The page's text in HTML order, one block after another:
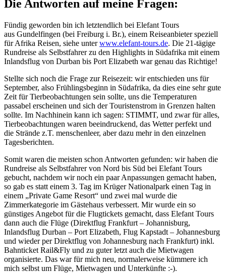
Die Antworten auf meine Fragen:
Fündig geworden bin ich letztendlich bei Elefant Tours
aus Gundelfingen (bei Freiburg i. Br.), einem Reiseanbieter speziell
für Afrika Reisen, siehe unterwww.elefant-tours.de. Die 21-tägige
Rundreise als Selbstfahrer zu den Highlights in Südafrika mit einem
Inlandsflug von Durban bis Port Elizabeth war genau das Richtige!
Stellte sich noch die Frage zur Reisezeit: wir entschieden uns für
September, also Frühlingsbeginn in Südafrika, da dies eine sehr gute
Zeit für Tierbeobachtungen sein sollte, uns die Temperaturen
passabel erscheinen und sich der Touristenstrom in Grenzen halten
sollte. Im Nachhinein kann ich sagen: STIMMT, und zwar für alles,
Tierbeobachtungen waren beeindruckend, das Wetter perfekt und
die Strände z.T. menschenleer, aber dazu mehr in den einzelnen
Tagesberichten.
Somit waren die meisten schon Antworten gefunden: wir haben die
Rundreise als Selbstfahrer von Nord bis Süd bei Elefant Tours
gebucht, nachdem wir noch ein paar Anpassungen gemacht haben,
so gab es statt einem 3. Tag im Krüger Nationalpark einen Tag in
einem „Private Game Resort“ und zwei mal wurde die
Zimmerkategorie im Gästehaus verbessert. Mir wurde ein so
günstiges Angebot für die Flugtickets gemacht, dass Elefant Tours
dann auch die Flüge (Direktflug Frankfurt – Johannisburg,
Inlandsflug Durban – Port Elizabeth, Flug Kapstadt – Johannesburg
und wieder per Direktflug von Johannesburg nach Frankfurt) inkl.
Bahnticket Rail&Fly und zu guter letzt auch die Mietwagen
organisierte. Das war für mich neu, normalerweise kümmere ich
mich selbst um Flüge, Mietwagen und Unterkünfte :-).